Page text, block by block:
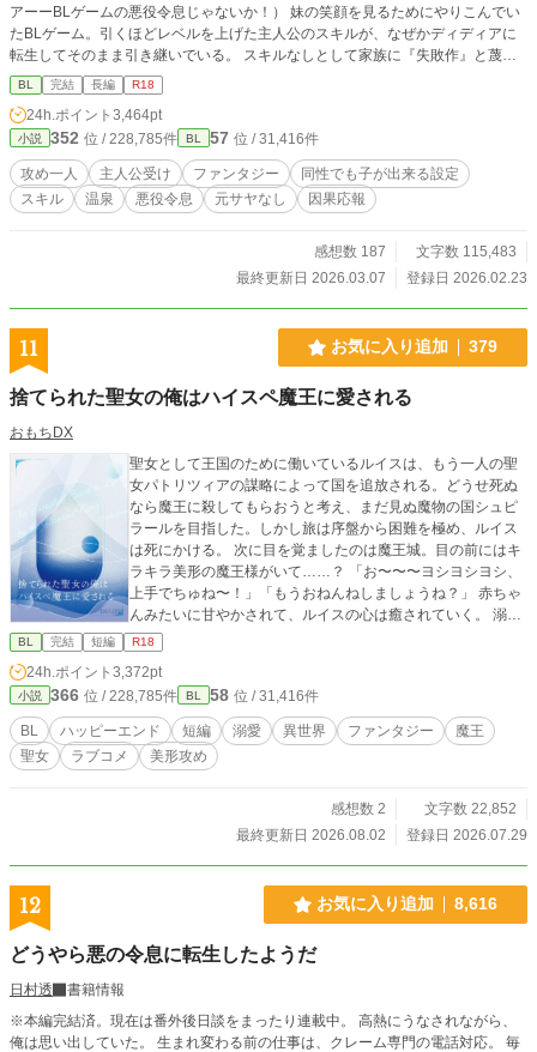
アーーBLゲームの悪役令息じゃないか！） 妹の笑顔を見るためにやりこんでい
たBLゲーム。引くほどレベルを上げた主人公のスキルが、なぜかディディアに
転生してそのまま引き継いでいる。 スキルなしとして家族に『失敗作』と蔑ま
れていたのは、そのスキルのレベルが高すぎたかららしい。 スキルと自分を取
り戻したディディアは、婚約者を追いかけまわすのを辞め、自立に向けて淡々と
準備をする。 もちろん元婚約者と従兄弟には近付かないので、絡んでこないで
いただけます？ 十万文字程度。 3/7 完結しました！ ※主人公：マイペース美人
受け ※女性向けHOTランキング1位、ありがとうございました。完結までの12
日間に渡り、ほとんど2〜5位と食い込めた作品となりました！あああありがと
うございます……！｡ﾟ(ﾟ´Д`ﾟ)ﾟ｡ たくさんの閲覧、イイね、エール、感想は、作
BL 完結 長編 R18
24h.ポイント 3,464pt
小説 352 位 / 228,785件 BL 57 位 / 31,416件
攻め一人 主人公受け ファンタジー
同性でも子が出来る設定
スキル
温泉 悪役令息 元サヤなし 因果応報
感想数 187
文字数 115,483
最終更新日 2026.03.07
登録日 2026.02.23
11 お気に入り追加 379
捨てられた聖女の俺はハイスペ魔王に愛される
おもちDX
聖女として王国のために働いているルイスは、もう一人の聖
女パトリツィアの謀略によって国を追放される。どうせ死ぬ
なら魔王に殺してもらおうと考え、まだ見ぬ魔物の国シュピ
ラールを目指した。しかし旅は序盤から困難を極め、ルイス
は死にかける。 次に目を覚ましたのは魔王城。目の前にはキ
ラキラ美形の魔王様がいて……？ 「お〜〜〜ヨシヨシヨシ、
上手でちゅね〜！」「もうおねんねしましょうね？」 赤ちゃ
んみたいに甘やかされて、ルイスの心は癒されていく。 溺愛
よちよち魔王×自己肯定感低め聖女 短編のファンタジーBLで
す。お気軽に楽しんでいただければと思います。
BL 完結 短編 R18
24h.ポイント 3,372pt
小説 366 位 / 228,785件 BL 58 位 / 31,416件
BL ハッピーエンド 短編 溺愛 異世界 ファンタジー
魔王
聖女
ラブコメ 美形攻め
感想数 2
文字数 22,852
最終更新日 2026.08.02
登録日 2026.07.29
12 お気に入り追加 8,616
どうやら悪の令息に転生したようだ
日村透
書籍情報
※本編完結済。現在は番外後日談をまったり連載中。 高熱にうなされながら、
俺は思い出していた。 生まれ変わる前の仕事は、クレーム専門の電話対応。 毎